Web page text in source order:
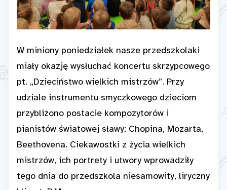
W miniony poniedziałek nasze przedszkolaki
miały okazję wysłuchać koncertu skrzypcowego
pt. „Dzieciństwo wielkich mistrzów”. Przy
udziale instrumentu smyczkowego dzieciom
przybliżono postacie kompozytorów i
pianistów światowej sławy: Chopina, Mozarta,
Beethovena. Ciekawostki z życia wielkich
mistrzów, ich portrety i utwory wprowadziły
tego dnia do przedszkola niesamowity, liryczny